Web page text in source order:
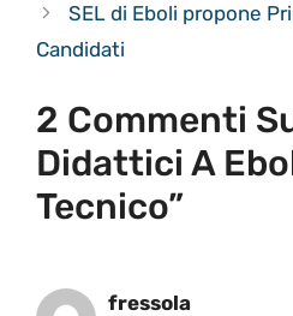
SEL di Eboli propone
Candidati
2 Commenti
Didattici A
Tecnico”
fressola